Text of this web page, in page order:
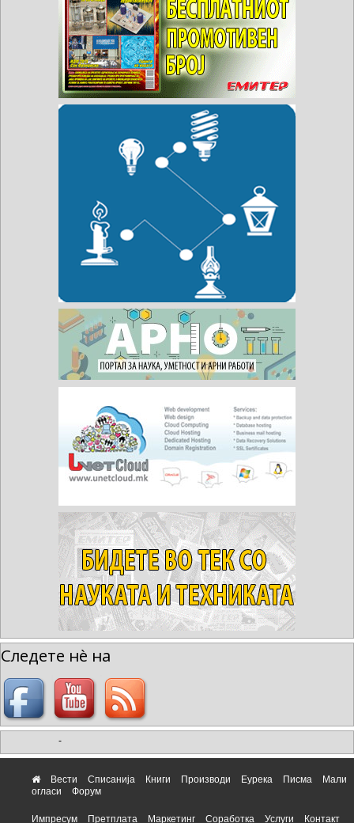
Следете нè на
-
Вести Списанија Книги Производи Еурека Писма
Мали
огласи
Форум
Импресум Претплата Маркетинг Соработка Услуги Контакт